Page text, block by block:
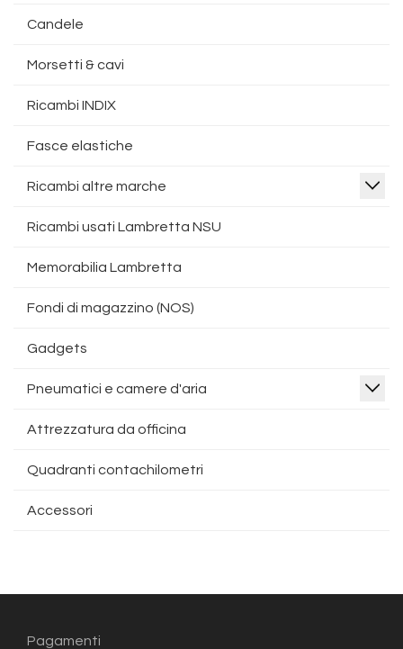
Candele
Morsetti & cavi
Ricambi INDIX
Fasce elastiche
Ricambi altre marche
Ricambi usati Lambretta NSU
Memorabilia Lambretta
Fondi di magazzino (NOS)
Gadgets
Pneumatici e camere d'aria
Attrezzatura da officina
Quadranti contachilometri
Accessori
Pagamenti